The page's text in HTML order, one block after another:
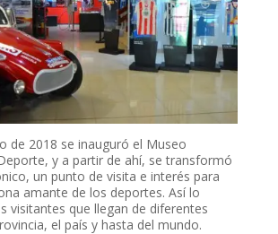
de 2018 se inauguró el Museo
y a partir de ahí, se transformó
un punto de visita e interés para
amante de los deportes. Así lo
visitantes que llegan de diferentes
el país y hasta del mundo.